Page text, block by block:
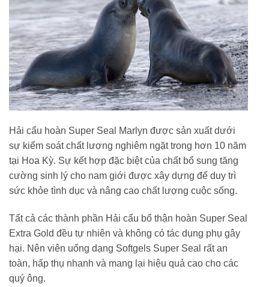
Hải cẩu hoàn Super Seal Marlyn được sản xuất dưới
sự kiểm soát chất lượng nghiêm ngặt trong hơn 10 năm
tại Hoa Kỳ. Sự kết hợp đặc biệt của chất bổ sung tăng
cường sinh lý cho nam giới được xây dựng để duy trì
sức khỏe tình dục và nâng cao chất lượng cuộc sống.
Tất cả các thành phần Hải cẩu bổ thận hoàn Super Seal
Extra Gold đều tự nhiên và không có tác dụng phụ gây
hại. Nên viên uống dạng Softgels Super Seal rất an
toàn, hấp thụ nhanh và mang lại hiệu quả cao cho các
quý ông.